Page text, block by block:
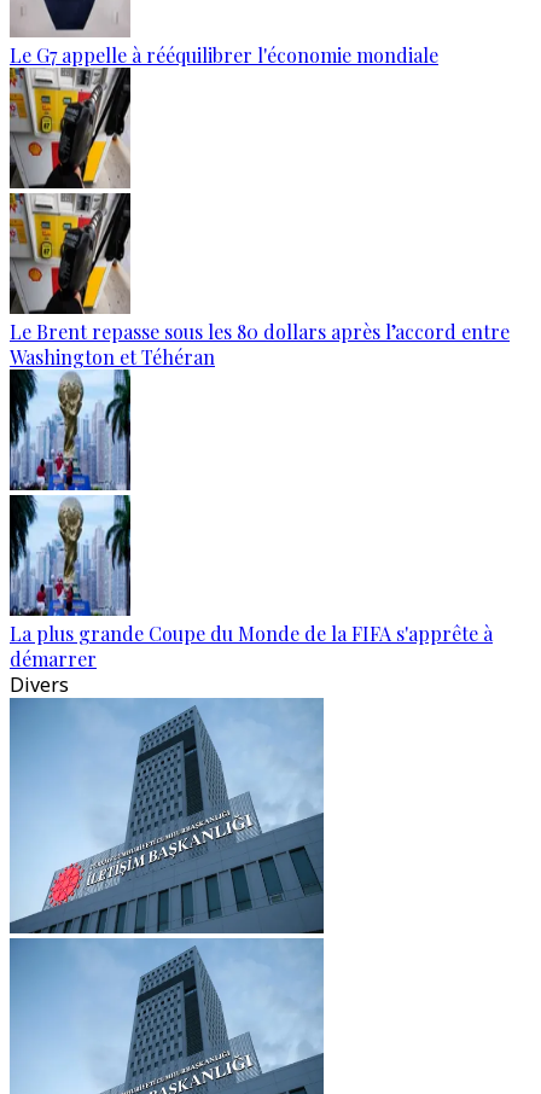
Le G7 appelle à rééquilibrer l'économie mondiale
Le Brent repasse sous les 80 dollars après l’accord entre
Washington et Téhéran
La plus grande Coupe du Monde de la FIFA s'apprête à
démarrer
Divers